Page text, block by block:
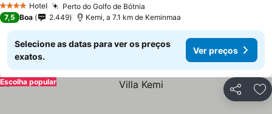
4 EstrelasHotel Perto do Golfo de Bótnia
7,5 Boa 2.449 Kemi, a 7.1 km de Keminmaa
Selecione as datas para ver os preços
exatos.
Ver preços
Partilhar
Escolha popular